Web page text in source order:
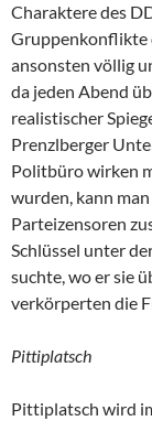
Charaktere des
Gruppenkonflikte
ansonsten völlig
da jeden Abend
realistischer
Prenzlberger
Politbüro wirken
wurden, kann
Parteizensoren
Schlüssel unter
suchte, wo er sie
verkörperten die
Pittiplatsch
Pittiplatsch wird